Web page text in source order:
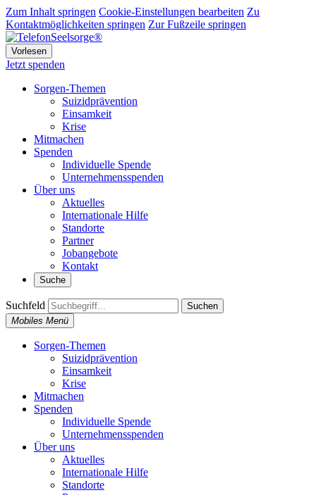
Zum Inhalt springen Cookie-Einstellungen bearbeiten Zu
Kontaktmöglichkeiten springen Zur Fußzeile springen
Vorlesen
Jetzt spenden
Sorgen-Themen
Suizidprävention
Einsamkeit
Krise
Mitmachen
Spenden
Individuelle Spende
Unternehmensspenden
Über uns
Aktuelles
Internationale Hilfe
Standorte
Partner
Jobangebote
Kontakt
Suche
Suchfeld
Suchen
Mobiles Menü
Sorgen-Themen
Suizidprävention
Einsamkeit
Krise
Mitmachen
Spenden
Individuelle Spende
Unternehmensspenden
Über uns
Aktuelles
Internationale Hilfe
Standorte